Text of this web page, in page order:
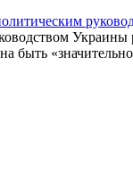
быть